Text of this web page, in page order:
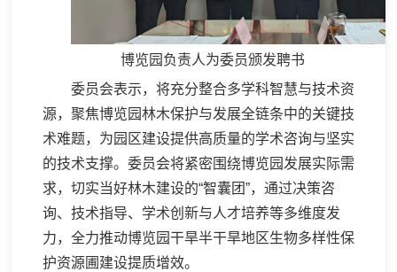
博览园负责人为委员颁发聘书
委员会表示，将充分整合多学科智慧与技术资
源，聚焦博览园林木保护与发展全链条中的关键技
术难题，为园区建设提供高质量的学术咨询与坚实
的技术支撑。委员会将紧密围绕博览园发展实际需
求，切实当好林木建设的“智囊团”，通过决策咨
询、技术指导、学术创新与人才培养等多维度发
力，全力推动博览园干旱半干旱地区生物多样性保
护资源圃建设提质增效。